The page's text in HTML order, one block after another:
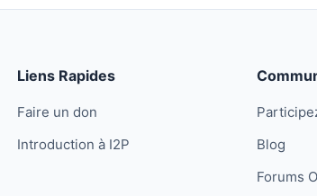
Liens Rapides
Faire un don
Introduction à I2P
Blog
Forums